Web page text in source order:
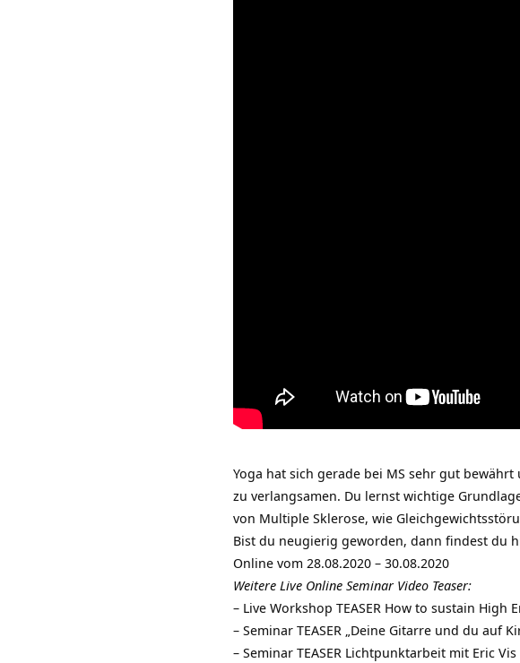
Yoga hat sich gerade bei MS sehr gut
zu verlangsamen. Du lernst wichtige
von Multiple Sklerose, wie
Bist du neugierig geworden, dann findest du
Online vom 28.08.2020 – 30.08.2020
Weitere Live Online Seminar Video Teaser:
– Live Workshop TEASER How to sustain
– Seminar TEASER „Deine Gitarre und du auf
– Seminar TEASER Lichtpunktarbeit mit Eric